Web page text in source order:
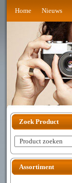
Home Nieuws
Zoek Product
Product zoeken
Assortiment